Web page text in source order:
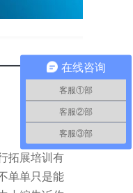
拓展培训有
单单只是能
在线咨询
客服①部
客服②部
客服③部